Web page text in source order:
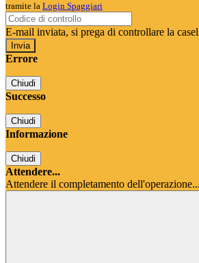
tramite la Login Spaggiari
E-mail inviata, si prega di controllare la
Errore
Chiudi
Successo
Chiudi
Informazione
Chiudi
Attendere...
Attendere il completamento dell'operazione...